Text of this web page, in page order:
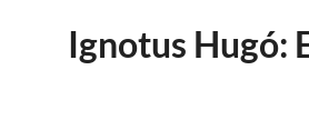
Ignotus Hugó: